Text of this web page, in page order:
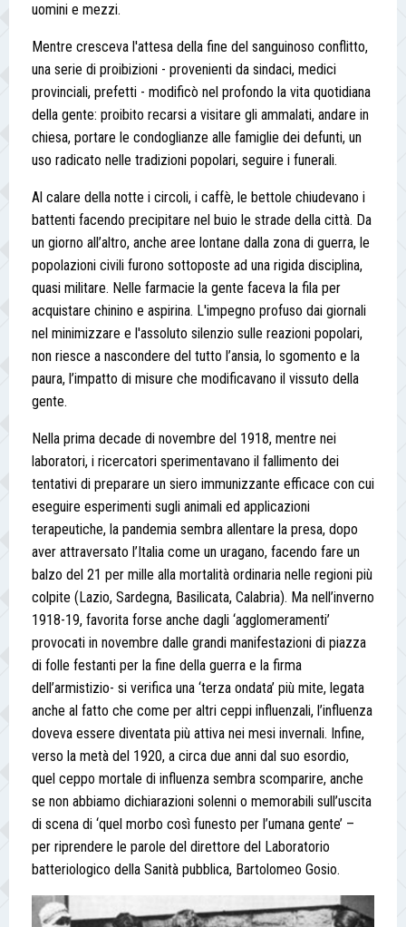
uomini e mezzi.
Mentre cresceva l'attesa della fine del sanguinoso conflitto,
una serie di proibizioni - provenienti da sindaci, medici
provinciali, prefetti - modificò nel profondo la vita quotidiana
della gente: proibito recarsi a visitare gli ammalati, andare in
chiesa, portare le condoglianze alle famiglie dei defunti, un
uso radicato nelle tradizioni popolari, seguire i funerali.
Al calare della notte i circoli, i caffè, le bettole chiudevano i
battenti facendo precipitare nel buio le strade della città. Da
un giorno all’altro, anche aree lontane dalla zona di guerra, le
popolazioni civili furono sottoposte ad una rigida disciplina,
quasi militare. Nelle farmacie la gente faceva la fila per
acquistare chinino e aspirina. L'impegno profuso dai giornali
nel minimizzare e l'assoluto silenzio sulle reazioni popolari,
non riesce a nascondere del tutto l’ansia, lo sgomento e la
paura, l’impatto di misure che modificavano il vissuto della
gente.
Nella prima decade di novembre del 1918, mentre nei
laboratori, i ricercatori sperimentavano il fallimento dei
tentativi di preparare un siero immunizzante efficace con cui
eseguire esperimenti sugli animali ed applicazioni
terapeutiche, la pandemia sembra allentare la presa, dopo
aver attraversato l’Italia come un uragano, facendo fare un
balzo del 21 per mille alla mortalità ordinaria nelle regioni più
colpite (Lazio, Sardegna, Basilicata, Calabria). Ma nell’inverno
1918-19, favorita forse anche dagli ‘agglomeramenti’
provocati in novembre dalle grandi manifestazioni di piazza
di folle festanti per la fine della guerra e la firma
dell’armistizio- si verifica una ‘terza ondata’ più mite, legata
anche al fatto che come per altri ceppi influenzali, l’influenza
doveva essere diventata più attiva nei mesi invernali. Infine,
verso la metà del 1920, a circa due anni dal suo esordio,
quel ceppo mortale di influenza sembra scomparire, anche
se non abbiamo dichiarazioni solenni o memorabili sull’uscita
di scena di ‘quel morbo così funesto per l’umana gente’ –
per riprendere le parole del direttore del Laboratorio
batteriologico della Sanità pubblica, Bartolomeo Gosio.